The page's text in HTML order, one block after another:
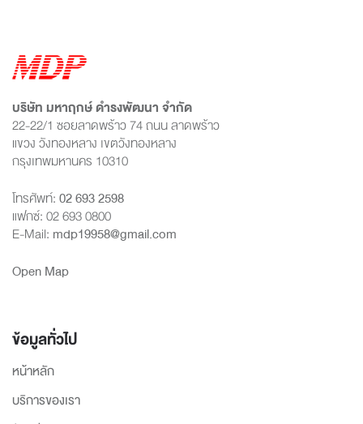
บริษัท มหาฤกษ์ ดำรงพัฒนา จำกัด
22-22/1 ซอยลาดพร้าว 74 ถนน ลาดพร้าว
แขวง วังทองหลาง เขตวังทองหลาง
กรุงเทพมหานคร 10310
โทรศัพท์:02 693 2598
แฟกซ์: 02 693 0800
E-Mail: mdp19958@gmail.com
Open Map
ข้อมูลทั่วไป
หน้าหลัก
บริการของเรา